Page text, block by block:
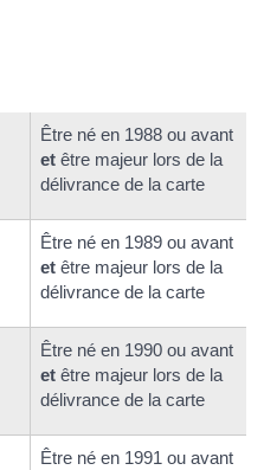
Être né en 1988 ou avant
et être majeur lors de la
délivrance de la carte
Être né en 1989 ou avant
et être majeur lors de la
délivrance de la carte
Être né en 1990 ou avant
et être majeur lors de la
délivrance de la carte
Être né en 1991 ou avant